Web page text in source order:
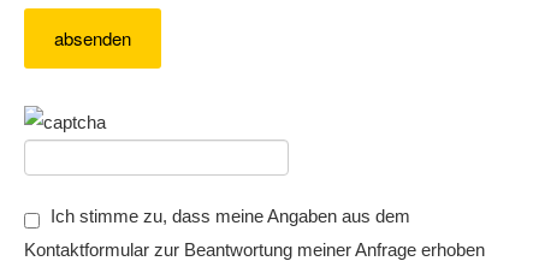
Ich stimme zu, dass meine Angaben aus dem
Kontaktformular zur Beantwortung meiner Anfrage erhoben